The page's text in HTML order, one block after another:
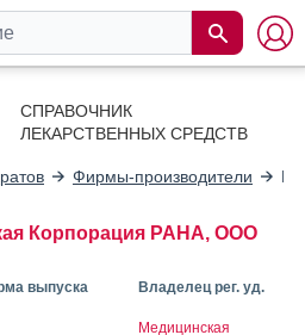
СПРАВОЧНИК
ЛЕКАРСТВЕННЫХ СРЕДСТВ
Фирмы-производители
Корпорация РАНА, ООО
выпуска Владелец рег. уд.
Медицинская